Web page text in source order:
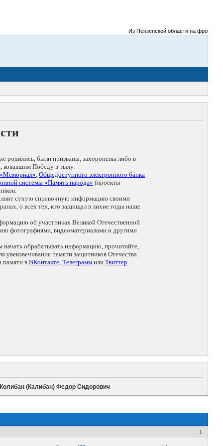
Из Пензенской области на фронты
родились, были призваны, захоронены либо в
ковавшим Победу в тылу.
, Общедоступного электронного банка
системы «Память народа» (проекты
сухую справочную информацию своими
о всех тех, кто защищал в лихие годы наше
об участниках Великой Отечественной
фотографиями, видеоматериалами и другими
начать обрабатывать информацию, прочитайте,
памяти защитников Отечества.
памяти в ВКонтакте, Телеграмм или Твиттер.
Колибан (Калибан) Федор Сидорович
1